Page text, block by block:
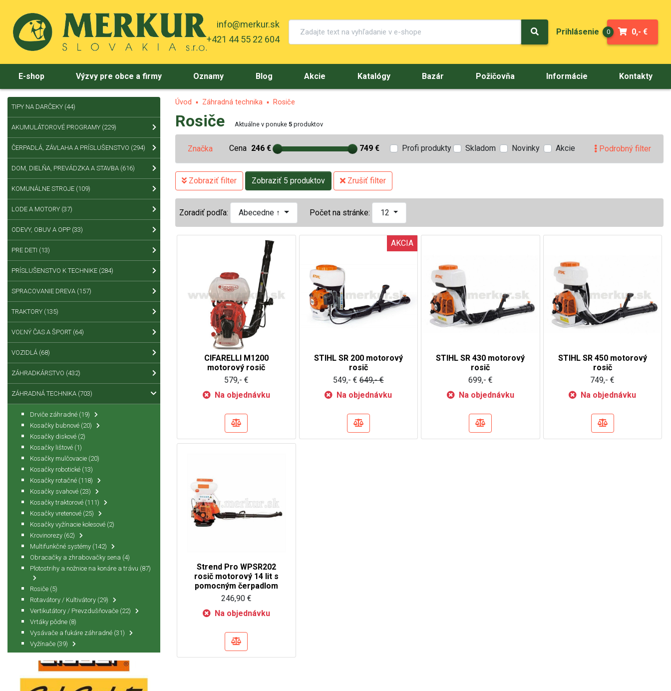
info@merkur.sk
+421 44 55 22 604
Prihlásenie 0 0,- €
E-shop Výzvy pre obce a firmy Oznamy Blog Akcie Katalógy Bazár Požičovňa Informácie Kontakty
Úvod Záhradná technika Rosiče
Rosiče Aktuálne v ponuke 5 produktov
Značka Cena 246 € 749 € Profi produkty Skladom Novinky Akcie Podrobný filter
Zobraziť filter Zobraziť 5 produktov Zrušiť filter
Zoradiť podľa: Abecedne ↑ Počet na stránke: 12
CIFARELLI M1200
motorový rosič
579,- €
Na objednávku
AKCIA
STIHL SR 200 motorový
rosič
549,- € 649,- €
Na objednávku
STIHL SR 430 motorový
rosič
699,- €
Na objednávku
STIHL SR 450 motorový
rosič
749,- €
Na objednávku
Strend Pro WPSR202
rosič motorový 14 lit s
pomocným čerpadlom
246,90 €
Na objednávku
TIPY NA DARČEKY (44)
AKUMULÁTOROVÉ PROGRAMY (229)
ČERPADLÁ, ZÁVLAHA A PRÍSLUŠENSTVO (294)
DOM, DIELŇA, PREVÁDZKA A STAVBA (616)
KOMUNÁLNE STROJE (109)
LODE A MOTORY (37)
ODEVY, OBUV A OPP (33)
PRE DETI (13)
PRÍSLUŠENSTVO K TECHNIKE (284)
SPRACOVANIE DREVA (157)
TRAKTORY (135)
VOĽNÝ ČAS A ŠPORT (64)
VOZIDLÁ (68)
ZÁHRADKÁRSTVO (432)
ZÁHRADNÁ TECHNIKA (703)
Drviče záhradné (19)
Kosačky bubnové (20)
Kosačky diskové (2)
Kosačky lištové (1)
Kosačky mulčovacie (20)
Kosačky robotické (13)
Kosačky rotačné (118)
Kosačky svahové (23)
Kosačky traktorové (111)
Kosačky vretenové (25)
Kosačky vyžínacie kolesové (2)
Krovinorezy (62)
Multifunkčné systémy (142)
Obracačky a zhrabovačky sena (4)
Plotostrihy a nožnice na konáre a trávu (87)
Rosiče (5)
Rotavátory / Kultivátory (29)
Vertikutátory / Prevzdušňovače (22)
Vrtáky pôdne (8)
Vysávače a fukáre záhradné (31)
Vyžínače (39)